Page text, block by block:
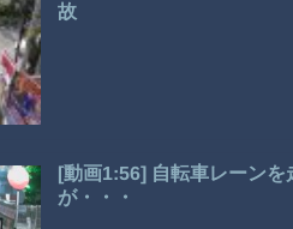
故
[動画1:56] 自転車レーン
が・・・